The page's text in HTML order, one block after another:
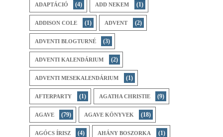
ADAPTÁCIÓ (4) ADD NEKEM (1)
ADDISON COLE (1) ADVENT (2)
ADVENTI BLOGTURNÉ (3)
ADVENTI KALENDÁRIUM (2)
ADVENTI MESEKALENDÁRIUM (1)
AFTERPARTY (1) AGATHA CHRISTIE (9)
AGAVE (79) AGAVE KÖNYVEK (18)
AGÓCS ÍRISZ (4) AHÁNY BOSZORKA (1)